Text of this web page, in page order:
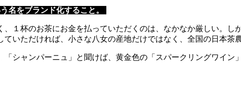
名をブランド化すること。
１杯のお茶にお金を払っていただくのは、なかなか厳しい。し
いただければ、小さな八女の産地だけではなく、全国の日本茶
「シャンパーニュ」と聞けば、黄金色の「スパークリングワイ